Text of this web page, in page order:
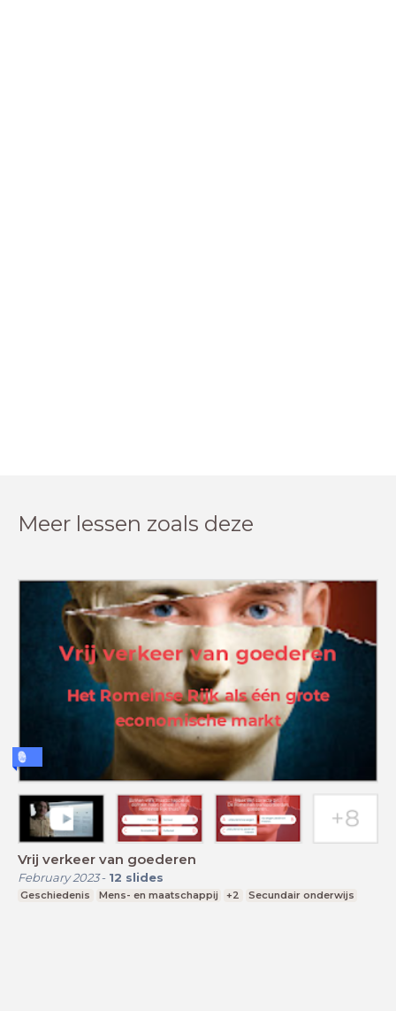
Meer lessen zoals deze
Vrij verkeer van goederen
February 2023- 12 slides
Geschiedenis Mens- en maatschappij +2 Secundair onderwijs